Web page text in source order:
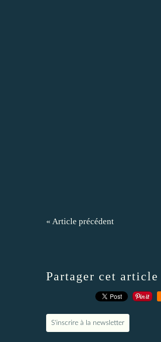
« Article précédent
Partager cet article
S'inscrire à la newsletter